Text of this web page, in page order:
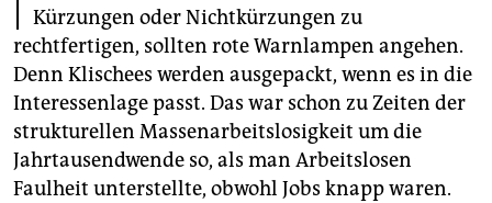
epaper login
Kürzungen oder Nichtkürzungen zu
rechtfertigen, sollten rote Warnlampen angehen.
Denn Klischees werden ausgepackt, wenn es in die
Interessenlage passt. Das war schon zu Zeiten der
strukturellen Massenarbeitslosigkeit um die
Jahrtausendwende so, als man Arbeitslosen
Faulheit unterstellte, obwohl Jobs knapp waren.